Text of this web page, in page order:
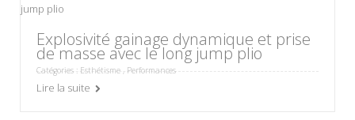
Explosivité gainage dynamique et prise
de masse avec le long jump plio
Catégories : Esthétisme, Performances
Lire la suite